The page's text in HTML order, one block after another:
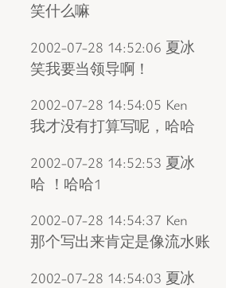
笑什么嘛
2002-07-28 14:52:06 夏冰
笑我要当领导啊！
2002-07-28 14:54:05 Ken
我才没有打算写呢，哈哈
2002-07-28 14:52:53 夏冰
哈 ！哈哈1
2002-07-28 14:54:37 Ken
那个写出来肯定是像流水账
2002-07-28 14:54:03 夏冰